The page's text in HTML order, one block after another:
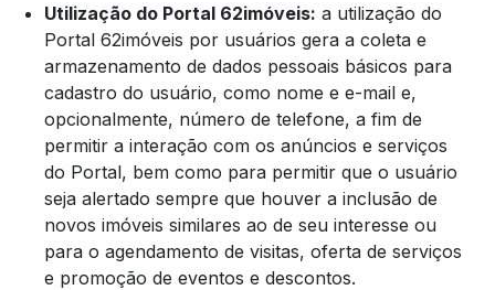
Utilização do Portal 62imóveis: a utilização do
Portal 62imóveis por usuários gera a coleta e
armazenamento de dados pessoais básicos para
cadastro do usuário, como nome e e-mail e,
opcionalmente, número de telefone, a fim de
permitir a interação com os anúncios e serviços
do Portal, bem como para permitir que o usuário
seja alertado sempre que houver a inclusão de
novos imóveis similares ao de seu interesse ou
para o agendamento de visitas, oferta de serviços
e promoção de eventos e descontos.